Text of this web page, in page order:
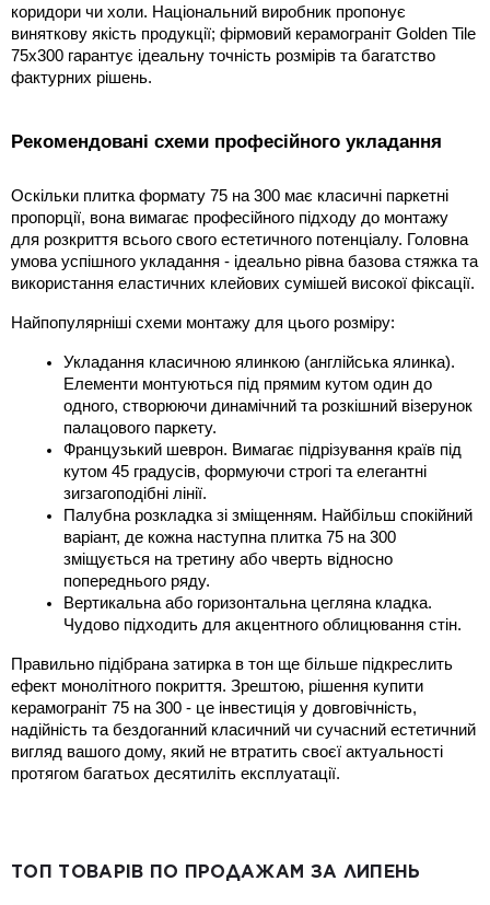
коридори чи холи. Національний виробник пропонує
виняткову якість продукції; фірмовий керамограніт Golden Tile
75x300 гарантує ідеальну точність розмірів та багатство
фактурних рішень.
Рекомендовані схеми професійного укладання
Оскільки плитка формату 75 на 300 має класичні паркетні
пропорції, вона вимагає професійного підходу до монтажу
для розкриття всього свого естетичного потенціалу. Головна
умова успішного укладання - ідеально рівна базова стяжка та
використання еластичних клейових сумішей високої фіксації.
Найпопулярніші схеми монтажу для цього розміру:
Укладання класичною ялинкою (англійська ялинка).
Елементи монтуються під прямим кутом один до
одного, створюючи динамічний та розкішний візерунок
палацового паркету.
Французький шеврон. Вимагає підрізування країв під
кутом 45 градусів, формуючи строгі та елегантні
зигзагоподібні лінії.
Палубна розкладка зі зміщенням. Найбільш спокійний
варіант, де кожна наступна плитка 75 на 300
зміщується на третину або чверть відносно
попереднього ряду.
Вертикальна або горизонтальна цегляна кладка.
Чудово підходить для акцентного облицювання стін.
Правильно підібрана затирка в тон ще більше підкреслить
ефект монолітного покриття. Зрештою, рішення купити
керамограніт 75 на 300 - це інвестиція у довговічність,
надійність та бездоганний класичний чи сучасний естетичний
вигляд вашого дому, який не втратить своєї актуальності
протягом багатьох десятиліть експлуатації.
ТОП ТОВАРІВ ПО ПРОДАЖАМ ЗА ЛИПЕНЬ